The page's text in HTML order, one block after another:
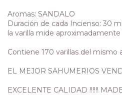
Aromas: SANDALO
Duración de cada Incienso: 30
la varilla mide aproximadamente
Contiene 170 varillas del mismo
EL MEJOR SAHUMERIOS
EXCELENTE CALIDAD !!!!!!